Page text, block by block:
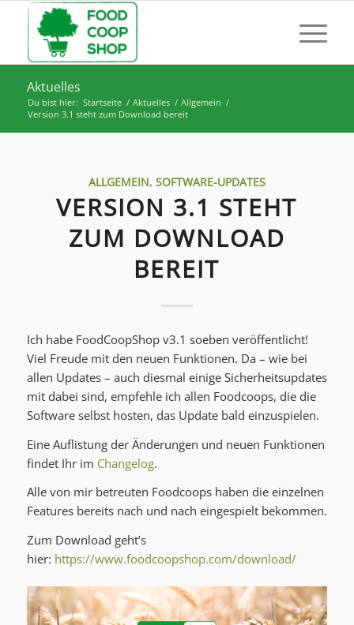
Aktuelles
Du bist hier: Startseite / Aktuelles / Allgemein /
Version 3.1 steht zum Download bereit
ALLGEMEIN, SOFTWARE-UPDATES
VERSION 3.1 STEHT
ZUM DOWNLOAD
BEREIT
Ich habe FoodCoopShop v3.1 soeben veröffentlicht!
Viel Freude mit den neuen Funktionen. Da – wie bei
allen Updates – auch diesmal einige Sicherheitsupdates
mit dabei sind, empfehle ich allen Foodcoops, die die
Software selbst hosten, das Update bald einzuspielen.
Eine Auflistung der Änderungen und neuen Funktionen
findet Ihr im Changelog.
Alle von mir betreuten Foodcoops haben die einzelnen
Features bereits nach und nach eingespielt bekommen.
Zum Download geht’s
hier: https://www.foodcoopshop.com/download/